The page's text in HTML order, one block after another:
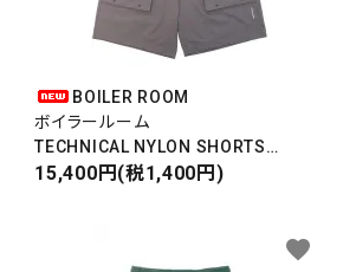
BOILER ROOM
ボイラールーム
TECHNICAL NYLON SHORTS
ナイロンテクニカルショーツ
15,400円(税1,400円)
favorite